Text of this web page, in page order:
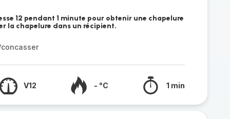
12 pendant 1 minute pour obtenir une chapelure
la chapelure dans un récipient.
V12 - °C 1 min